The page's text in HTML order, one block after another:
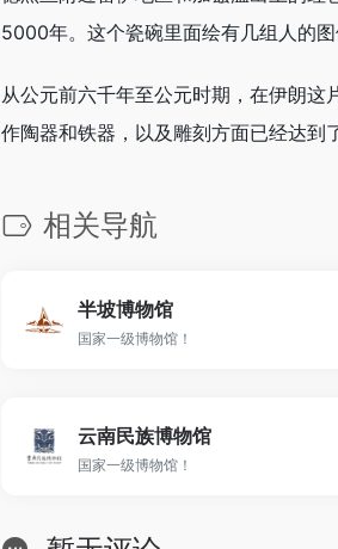
5000年。这个瓷碗里面绘有几组人的
从公元前六千年至公元时期，在伊朗
作陶器和铁器，以及雕刻方面已经达到
相关导航
半坡博物馆
国家一级博物馆！
云南民族博物馆
国家一级博物馆！